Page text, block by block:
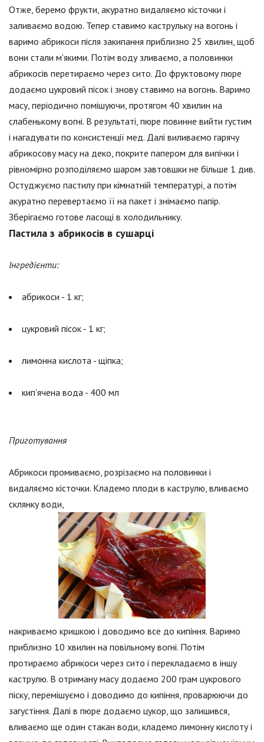
Отже, беремо фрукти, акуратно видаляємо кісточки і
заливаємо водою. Тепер ставимо каструльку на вогонь і
варимо абрикоси після закипання приблизно 25 хвилин, щоб
вони стали м'якими. Потім воду зливаємо, а половинки
абрикосів перетираємо через сито. До фруктовому пюре
додаємо цукровий пісок і знову ставимо на вогонь. Варимо
масу, періодично помішуючи, протягом 40 хвилин на
слабенькому вогні. В результаті, пюре повинне вийти густим
і нагадувати по консистенції мед. Далі виливаємо гарячу
абрикосову масу на деко, покрите папером для випічки і
рівномірно розподіляємо шаром завтовшки не більше 1 див.
Остуджуємо пастилу при кімнатній температурі, а потім
акуратно перевертаємо її на пакет і знімаємо папір.
Зберігаємо готове ласощі в холодильнику.
Пастила з абрикосів в сушарці
Інгредієнти:
абрикоси - 1 кг;
цукровий пісок - 1 кг;
лимонна кислота - щіпка;
кип'ячена вода - 400 мл
Приготування
Абрикоси промиваємо, розрізаємо на половинки і
видаляємо кісточки. Кладемо плоди в каструлю, вливаємо
склянку води,
накриваємо кришкою і доводимо все до кипіння. Варимо
приблизно 10 хвилин на повільному вогні. Потім
протираємо абрикоси через сито і перекладаємо в іншу
каструлю. В отриману масу додаємо 200 грам цукрового
піску, перемішуємо і доводимо до кипіння, проварюючи до
загустіння. Далі в пюре додаємо цукор, що залишився,
вливаємо ще один стакан води, кладемо лимонну кислоту і